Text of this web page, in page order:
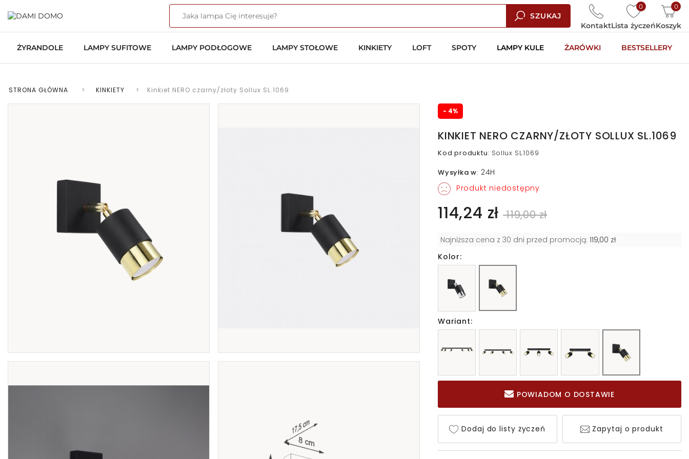
SZUKAJ
0
Lista życzeń
0
Koszyk
Kontakt
ŻYRANDOLE LAMPY SUFITOWE LAMPY PODŁOGOWE LAMPY STOŁOWE KINKIETY LOFT SPOTY LAMPY KULE ŻARÓWKI BESTSELLERY
STRONA GŁÓWNA > KINKIETY > Kinkiet NERO czarny/złoty Sollux SL.1069
- 4%
KINKIET NERO CZARNY/ZŁOTY SOLLUX SL.1069
Kod produktu: Sollux SL.1069
Wysyłka w: 24H
Produkt niedostępny
114,24 zł 119,00 zł
Najniższa cena z 30 dni przed promocją: 119,00 zł
Kolor:
Wariant:
POWIADOM O DOSTAWIE
Dodaj do listy życzeń Zapytaj o produkt